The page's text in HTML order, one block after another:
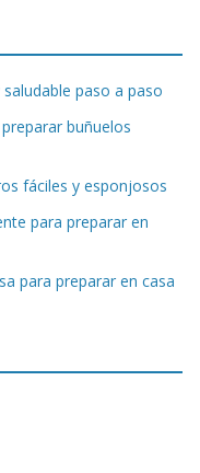
paso a paso
buñuelos
fáciles y esponjosos
para preparar en
para preparar en casa